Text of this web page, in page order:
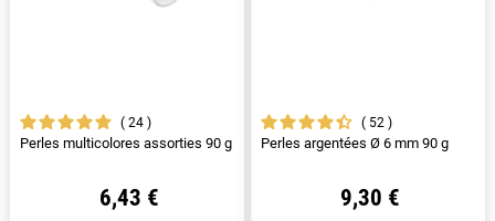
24
Perles multicolores assorties 90 g
6,43 €
52
Perles argentées Ø 6 mm 90 g
9,30 €